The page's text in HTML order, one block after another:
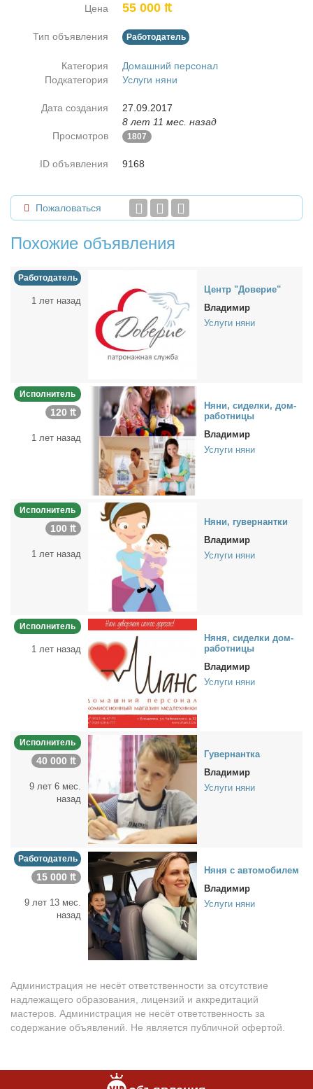
Цена 55 000 ₶
Тип объявления Работодатель
Категория
Домашний персонал
Подкатегория
Услуги няни
Дата создания
27.09.2017
8 лет 11 мес. назад
Просмотров
1807
ID объявления 9168
Пожаловаться
Похожие объявления
Работодатель
1 лет назад
Центр "До­ве­рие"
Владимир
Услуги няни
Исполнитель
120 ₶
1 лет назад
Ня­ни, си­дел­ки, дом­
ра­бот­ни­цы
Владимир
Услуги няни
Исполнитель
100 ₶
1 лет назад
Ня­ни, гу­вер­нант­ки
Владимир
Услуги няни
Исполнитель
1 лет назад
Ня­ня, си­дел­ки дом­
ра­бот­ни­цы
Владимир
Услуги няни
Исполнитель
40 000 ₶
9 лет 6 мес.
назад
Гу­вер­нант­ка
Владимир
Услуги няни
Работодатель
15 000 ₶
9 лет 13 мес.
назад
Ня­ня с ав­то­мо­би­лем
Владимир
Услуги няни
Администрация не несёт ответственности за отсутствие
надлежащего образования, лицензий и аккредитаций
мастеров. Администрация не несёт ответственность за
содержание объявлений. Не является публичной офертой.